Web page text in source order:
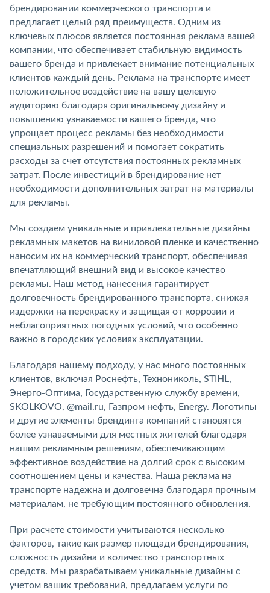
брендировании коммерческого транспорта и
предлагает целый ряд преимуществ. Одним из
ключевых плюсов является постоянная реклама вашей
компании, что обеспечивает стабильную видимость
вашего бренда и привлекает внимание потенциальных
клиентов каждый день. Реклама на транспорте имеет
положительное воздействие на вашу целевую
аудиторию благодаря оригинальному дизайну и
повышению узнаваемости вашего бренда, что
упрощает процесс рекламы без необходимости
специальных разрешений и помогает сократить
расходы за счет отсутствия постоянных рекламных
затрат. После инвестиций в брендирование нет
необходимости дополнительных затрат на материалы
для рекламы.
Мы создаем уникальные и привлекательные дизайны
рекламных макетов на виниловой пленке и качественно
наносим их на коммерческий транспорт, обеспечивая
впечатляющий внешний вид и высокое качество
рекламы. Наш метод нанесения гарантирует
долговечность брендированного транспорта, снижая
издержки на перекраску и защищая от коррозии и
неблагоприятных погодных условий, что особенно
важно в городских условиях эксплуатации.
Благодаря нашему подходу, у нас много постоянных
клиентов, включая Роснефть, Технониколь, STIHL,
Энерго-Оптима, Государственную службу времени,
SKOLKOVO, @mail.ru, Газпром нефть, Energy. Логотипы
и другие элементы брендинга компаний становятся
более узнаваемыми для местных жителей благодаря
нашим рекламным решениям, обеспечивающим
эффективное воздействие на долгий срок с высоким
соотношением цены и качества. Наша реклама на
транспорте надежна и долговечна благодаря прочным
материалам, не требующим постоянного обновления.
При расчете стоимости учитываются несколько
факторов, такие как размер площади брендирования,
сложность дизайна и количество транспортных
средств. Мы разрабатываем уникальные дизайны с
учетом ваших требований, предлагаем услуги по